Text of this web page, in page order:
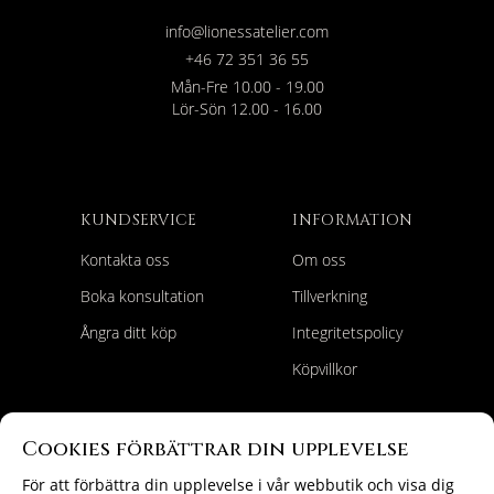
Cookies förbättrar din upplevelse
För att förbättra din upplevelse i vår webbutik och visa dig
info@lionessatelier.com
+46 72 351 36 55
Mån-Fre 10.00 - 19.00
Lör-Sön 12.00 - 16.00
KUNDSERVICE
Kontakta oss
Boka konsultation
Ångra ditt köp
INFORMATION
Om oss
Tillverkning
Integritetspolicy
Köpvillkor